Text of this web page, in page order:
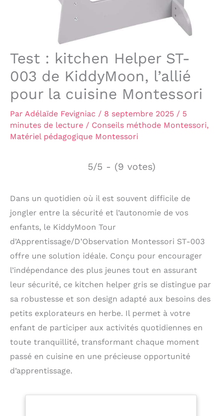
Test : kitchen Helper ST-
003 de KiddyMoon, l’allié
pour la cuisine Montessori
Par Adélaïde Fevigniac / 8 septembre 2025 / 5
minutes de lecture / Conseils méthode Montessori,
Matériel pédagogique Montessori
5/5 - (9 votes)
Dans un quotidien où il est souvent difficile de
jongler entre la sécurité et l’autonomie de vos
enfants, le KiddyMoon Tour
d’Apprentissage/D’Observation Montessori ST-003
offre une solution idéale. Conçu pour encourager
l’indépendance des plus jeunes tout en assurant
leur sécurité, ce kitchen helper gris se distingue par
sa robustesse et son design adapté aux besoins des
petits explorateurs en herbe. Il permet à votre
enfant de participer aux activités quotidiennes en
toute tranquillité, transformant chaque moment
passé en cuisine en une précieuse opportunité
d’apprentissage.